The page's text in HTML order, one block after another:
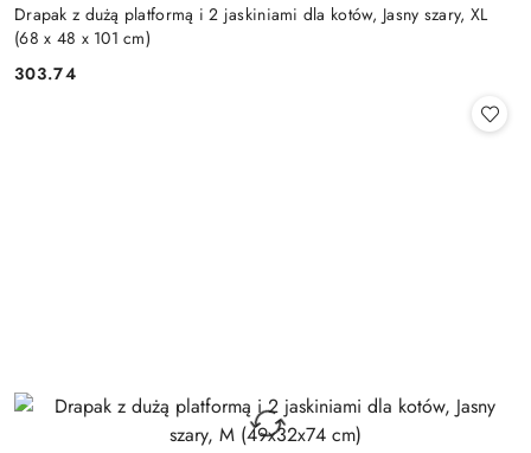
Drapak z dużą platformą i 2 jaskiniami dla kotów, Jasny szary, XL
(68 x 48 x 101 cm)
Cena:
303.74